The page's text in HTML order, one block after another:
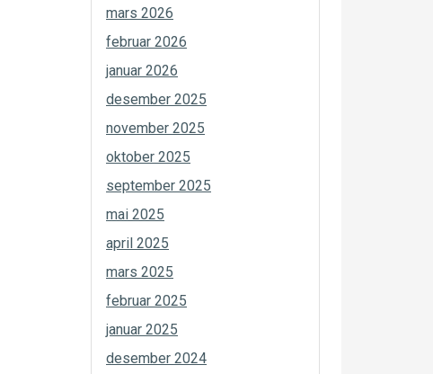
mars 2026
februar 2026
januar 2026
desember 2025
november 2025
oktober 2025
september 2025
mai 2025
april 2025
mars 2025
februar 2025
januar 2025
desember 2024